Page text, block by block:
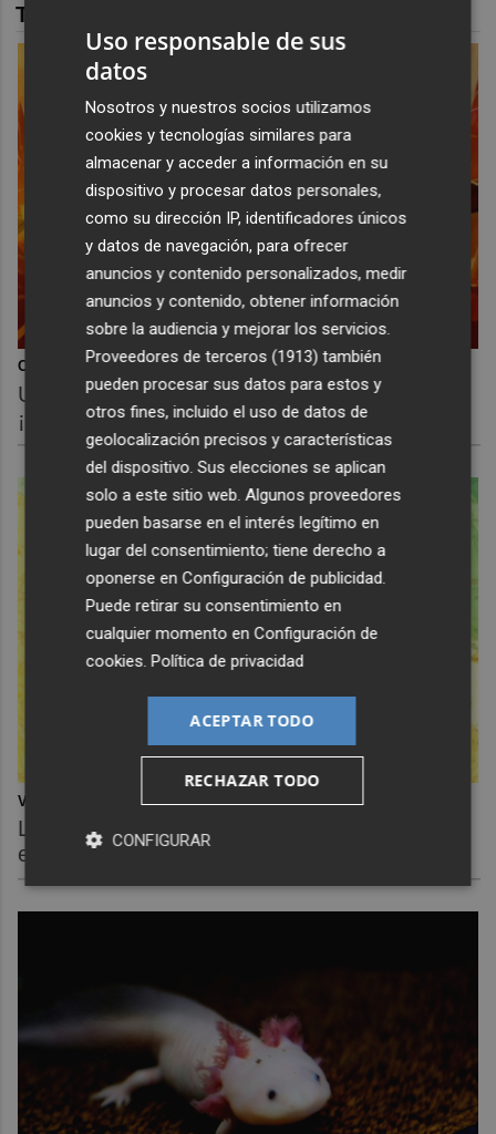
TAMBIÉN TE PUEDE INTERESAR
Corepunk MMORPG
Un verdadero MMORPG de la vieja escuela
¡Cómo los de antes, pero mejor!
Viaja sin visado
Los pasaportes que más puertas abren ¿está
el tuyo?
Uso responsable de sus
datos
Nosotros y nuestros socios utilizamos
cookies y tecnologías similares para
almacenar y acceder a información en su
dispositivo y procesar datos personales,
como su dirección IP, identificadores únicos
y datos de navegación, para ofrecer
anuncios y contenido personalizados, medir
anuncios y contenido, obtener información
sobre la audiencia y mejorar los servicios.
Proveedores de terceros (1913) también
pueden procesar sus datos para estos y
otros fines, incluido el uso de datos de
geolocalización precisos y características
del dispositivo. Sus elecciones se aplican
solo a este sitio web. Algunos proveedores
pueden basarse en el interés legítimo en
lugar del consentimiento; tiene derecho a
oponerse enConfiguración de publicidad
Puede retirar su consentimiento en
cualquier momento enConfiguración de
cookies .Política de privacidad
ACEPTAR TODO
RECHAZAR TODO
CONFIGURAR